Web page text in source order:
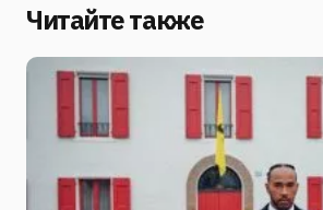
Читайте также